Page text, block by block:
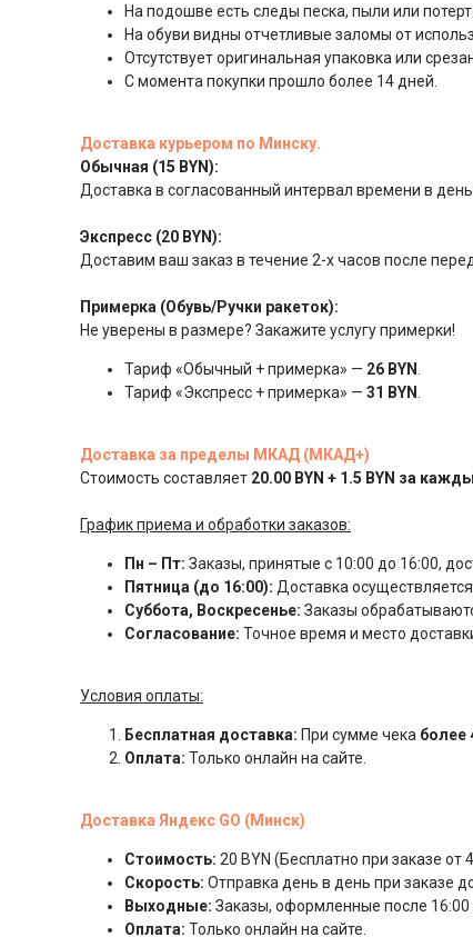
На подошве есть следы песка, пыли или
На обуви видны отчетливые заломы от
Отсутствует оригинальная упаковка или
С момента покупки прошло более 14 дней.
Доставка курьером по Минску.
Обычная (15 BYN):
Доставка в согласованный интервал времени в
Экспресс (20 BYN):
Доставим ваш заказ в течение 2-х часов после
Примерка (Обувь/Ручки ракеток):
Не уверены в размере? Закажите услугу примерки!
Тариф «Обычный + примерка» — 26 BYN
Тариф «Экспресс + примерка» — 31 BYN
Доставка за пределы МКАД (МКАД+)
Стоимость составляет 20.00 BYN + 1.5 BYN за
График приема и обработки заказов:
Пн – Пт: Заказы, принятые с 10:00 до 16:00,
Пятница (до 16:00): Доставка осуществляется
Суббота, Воскресенье: Заказы
Согласование: Точное время и место
Условия оплаты:
Бесплатная доставка: При сумме чека более
Оплата: Только онлайн на сайте.
Доставка Яндекс GO (Минск)
Стоимость: 20 BYN (Бесплатно при заказе от
Скорость: Отправка день в день при заказе
Выходные: Заказы, оформленные после
Оплата: Только онлайн на сайте.